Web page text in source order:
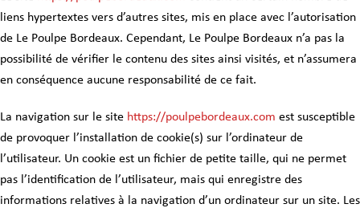
liens hypertextes vers d’autres sites, mis en place avec l’autorisation
de Le Poulpe Bordeaux. Cependant, Le Poulpe Bordeaux n’a pas la
possibilité de vérifier le contenu des sites ainsi visités, et n’assumera
en conséquence aucune responsabilité de ce fait.
La navigation sur le site https://poulpebordeaux.com est susceptible
de provoquer l’installation de cookie(s) sur l’ordinateur de
l’utilisateur. Un cookie est un fichier de petite taille, qui ne permet
pas l’identification de l’utilisateur, mais qui enregistre des
informations relatives à la navigation d’un ordinateur sur un site. Les